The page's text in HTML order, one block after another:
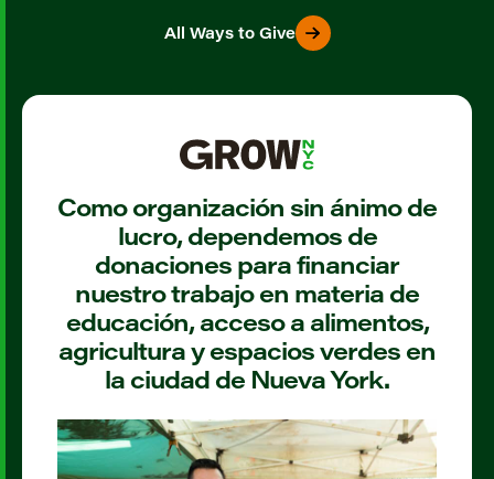
All Ways to Give
Como organización sin ánimo de
lucro, dependemos de
donaciones para financiar
nuestro trabajo en materia de
educación, acceso a alimentos,
agricultura y espacios verdes en
la ciudad de Nueva York.